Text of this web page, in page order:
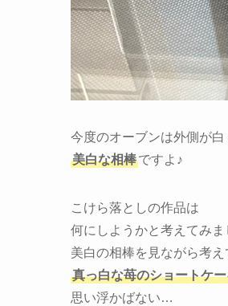
今度のオーブンは外側が白
美白な相棒ですよ♪
こけら落としの作品は
何にしようかと考えてみま
美白の相棒を見ながら考え
真っ白な苺のショートケ
思い浮かばない…